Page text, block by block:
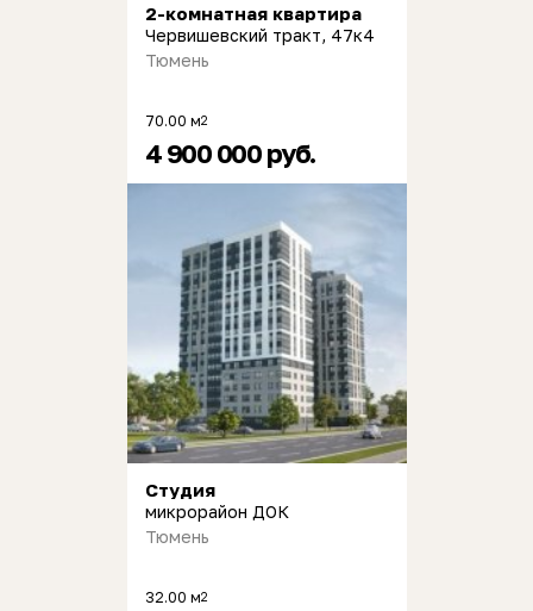
2-комнатная квартира
Червишевский тракт, 47к4
Тюмень
70.00 м2
4 900 000 руб.
Студия
микрорайон ДОК
Тюмень
32.00 м2